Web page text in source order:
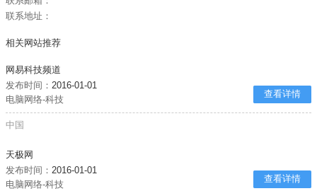
联系地址：
相关网站推荐
网易科技频道
发布时间：2016-01-01
电脑网络-科技
查看详情
中国
天极网
发布时间：2016-01-01
电脑网络-科技
查看详情